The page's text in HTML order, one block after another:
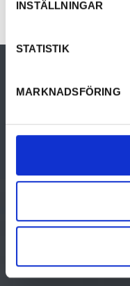
INSTÄLLNINGAR
STATISTIK
MARKNADSFÖRING
GÖRA
Mat & dryck